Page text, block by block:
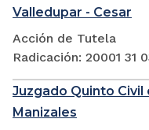
Valledupar - Cesar
Acción de Tutela
Radicación: 20001 31
Juzgado Quinto
Manizales